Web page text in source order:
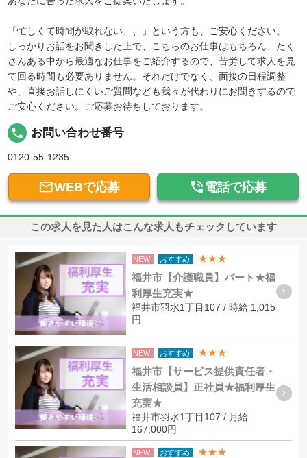
「忙しくて時間が取れない、、」という方も、ご安心ください。
しっかりお話をお聞きした上で、こちらのお仕事はもちろん、たく
さんある中から最適なお仕事をご紹介するので、苦労して求人を見
て回る時間も必要ありません。それだけでなく、面接の日程調整
や、直接お話しにくいご質問なども我々が代わりにお聞きするので
ご安心ください。ご応募お待ちしております。
local_phone お問い合わせ番号
0120-55-1235
WEBで応募  電話で応募
この求人を見た人はこんな求人もチェックしています
NEW! おすすめ! ★★★
福井市【介護職員】パート★福
利厚生充実★
福井市羽水1丁目107 / 時給 1,015
円
NEW! おすすめ! ★★★
福井市【サービス提供責任者・
生活相談員】正社員★福利厚生
充実★
福井市羽水1丁目107 / 月給
167,000円
NEW! おすすめ! ★★★